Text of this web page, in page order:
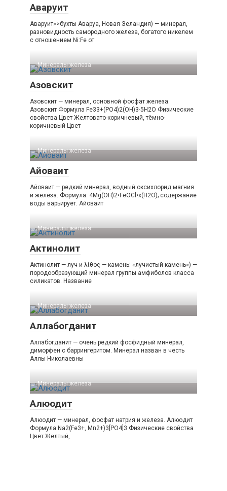
Аваруит
Аваруит»>бухты Аваруа, Новая Зеландия) — минерал,
разновидность самородного железа, богатого никелем
с отношением Ni:Fe от
Минералы железа‎
Азовскит
Азовскит — минерал, основной фосфат железа.
Азовскит Формула Fe33+(PO4)2(OH)3·5H2O Физические
свойства Цвет Желтовато-коричневый, тёмно-
коричневый Цвет
Минералы железа‎
Айоваит
Айоваит — редкий минерал, водный оксихлорид магния
и железа. Формула: 4Mg(OH)2•FeOCl•x(H2O); содержание
воды варьирует. Айоваит
Минералы железа‎
Актинолит
Актинолит — луч и λίθος — камень: «лучистый камень») —
породообразующий минерал группы амфиболов класса
силикатов. Название
Минералы железа‎
Аллабогданит
Аллабогданит — очень редкий фосфидный минерал,
диморфен с баррингеритом. Минерал назван в честь
Аллы Николаевны
Минералы железа‎
Алюодит
Алюодит — минерал, фосфат натрия и железа. Алюодит
Формула Na2(Fe3+, Mn2+)3[PO4]3 Физические свойства
Цвет Желтый,